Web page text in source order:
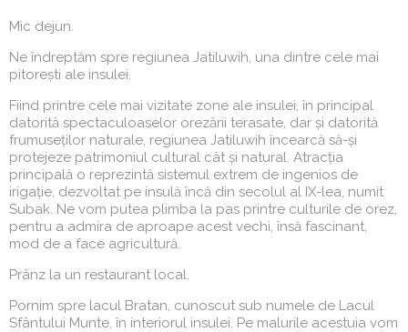
Mic dejun.
Ne îndreptăm spre regiunea Jatiluwih, una dintre cele mai
pitorești ale insulei.
Fiind printre cele mai vizitate zone ale insulei, în principal
datorită spectaculoaselor orezării terasate, dar și datorită
frumuseților naturale, regiunea Jatiluwih încearcă să-și
protejeze patrimoniul cultural cât și natural. Atracția
principală o reprezintă sistemul extrem de ingenios de
irigație, dezvoltat pe insulă încă din secolul al IX-lea, numit
Subak. Ne vom putea plimba la pas printre culturile de orez,
pentru a admira de aproape acest vechi, însă fascinant,
mod de a face agricultură.
Prânz la un restaurant local.
Pornim spre lacul Bratan, cunoscut sub numele de Lacul
Sfântului Munte, în interiorul insulei. Pe malurile acestuia vom